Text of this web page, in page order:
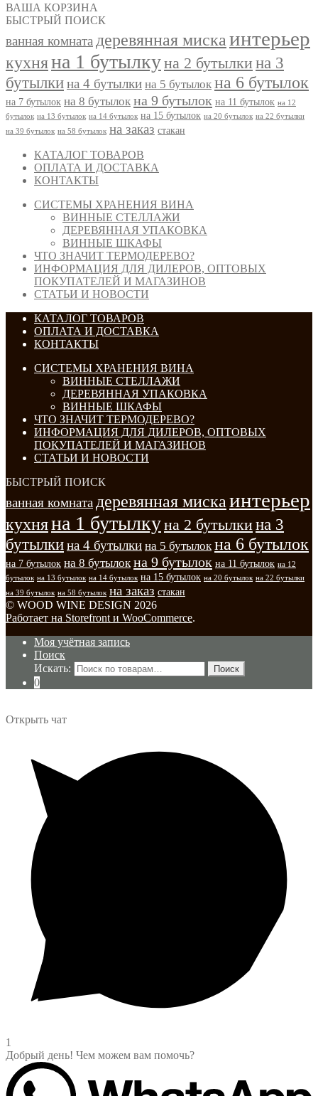
ВАША КОРЗИНА
БЫСТРЫЙ ПОИСК
ванная комната деревянная миска интерьер
кухняна 1 бутылкуна 2 бутылки на 3
бутылкина 4 бутылки на 5 бутылок на 6 бутылок
на 7 бутылок на 8 бутылок на 9 бутылок на 11 бутылок на 12
бутылок на 13 бутылок на 14 бутылок на 15 бутылок на 20 бутылок на 22 бутылки
на 39 бутылок на 58 бутылок на заказ стакан
КАТАЛОГ ТОВАРОВ
ОПЛАТА И ДОСТАВКА
КОНТАКТЫ
СИСТЕМЫ ХРАНЕНИЯ ВИНА
ВИННЫЕ СТЕЛЛАЖИ
ДЕРЕВЯННАЯ УПАКОВКА
ВИННЫЕ ШКАФЫ
ЧТО ЗНАЧИТ ТЕРМОДЕРЕВО?
ИНФОРМАЦИЯ ДЛЯ ДИЛЕРОВ, ОПТОВЫХ
ПОКУПАТЕЛЕЙ И МАГАЗИНОВ
СТАТЬИ И НОВОСТИ
КАТАЛОГ ТОВАРОВ
ОПЛАТА И ДОСТАВКА
КОНТАКТЫ
СИСТЕМЫ ХРАНЕНИЯ ВИНА
ВИННЫЕ СТЕЛЛАЖИ
ДЕРЕВЯННАЯ УПАКОВКА
ВИННЫЕ ШКАФЫ
ЧТО ЗНАЧИТ ТЕРМОДЕРЕВО?
ИНФОРМАЦИЯ ДЛЯ ДИЛЕРОВ, ОПТОВЫХ
ПОКУПАТЕЛЕЙ И МАГАЗИНОВ
СТАТЬИ И НОВОСТИ
БЫСТРЫЙ ПОИСК
ванная комната деревянная миска интерьер
кухняна 1 бутылкуна 2 бутылкина 3
бутылкина 4 бутылки на 5 бутылок на 6 бутылок
на 7 бутылок на 8 бутылок на 9 бутылок на 11 бутылок на 12
бутылок на 13 бутылок на 14 бутылок на 15 бутылок на 20 бутылок на 22 бутылки
на 39 бутылок на 58 бутылок на заказ стакан
© WOOD WINE DESIGN 2026
Работает на Storefront и WooCommerce.
Моя учётная запись
Поиск
Искать:
Поиск
0
Открыть чат
1
Добрый день! Чем можем вам помочь?